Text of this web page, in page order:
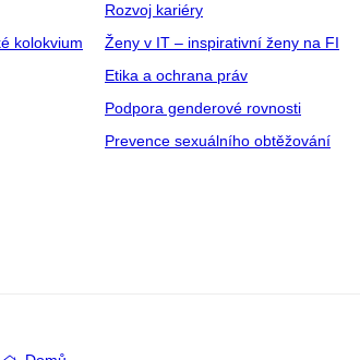
kolokvium
Rozvoj kariéry
Ženy v IT – inspirativní ženy na FI
Etika a ochrana práv
Podpora genderové rovnosti
Prevence sexuálního obtěžování